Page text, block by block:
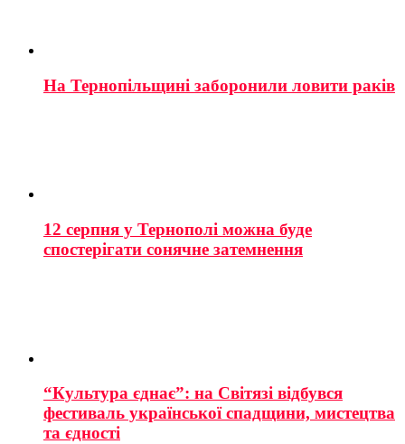
На Тернопільщині заборонили ловити раків
12 серпня у Тернополі можна буде
спостерігати сонячне затемнення
“Культура єднає”: на Світязі відбувся
фестиваль української спадщини, мистецтва
та єдності